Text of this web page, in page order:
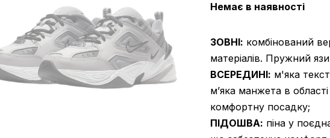
Немає в наявності
ЗОВНІ: комбінований
матеріалів. Пружний
ВСЕРЕДИНІ: м'яка
м’яка манжета в
комфортну посадку;
ПІДОШВА: піна у